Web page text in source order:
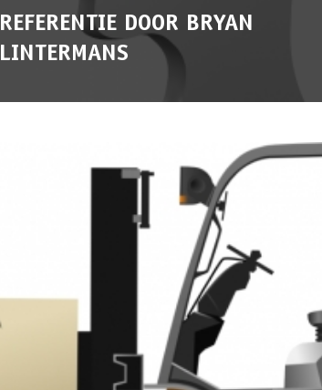
REFERENTIE DOOR BRYAN
LINTERMANS